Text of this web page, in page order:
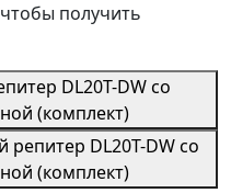
получить